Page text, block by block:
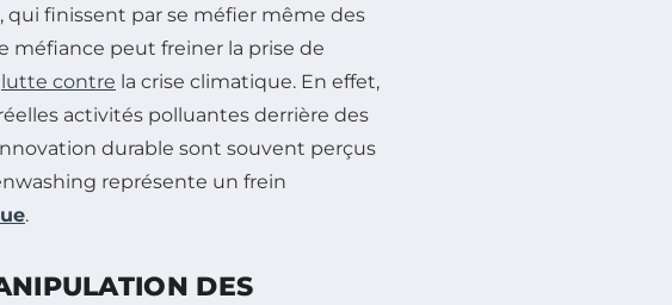
finissent par se méfier même des
peut freiner la prise de
lutte contre la crise climatique. En effet,
activités polluantes derrière des
durable sont souvent perçus
représente un frein
.
DES